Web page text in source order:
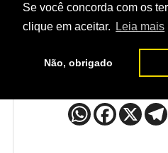
Se você concorda com os
clique em aceitar.
Leia mais
Não, obrigado
HOME EVENTO / UFC
Augusto Sakai x